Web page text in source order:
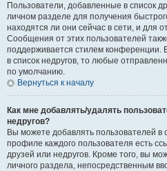
Пользователи, добавленные в список
личном разделе для получения
находятся ли они сейчас в сети, и для
Сообщения от этих пользователей
поддерживается стилем конференции.
в список недругов, то любые
по умолчанию.
Вернуться к началу
Как мне добавлять/удалять
недругов?
Вы можете добавлять пользователей в
профиле каждого пользователя есть
друзей или недругов. Кроме того, вы
личного раздела, непосредственным